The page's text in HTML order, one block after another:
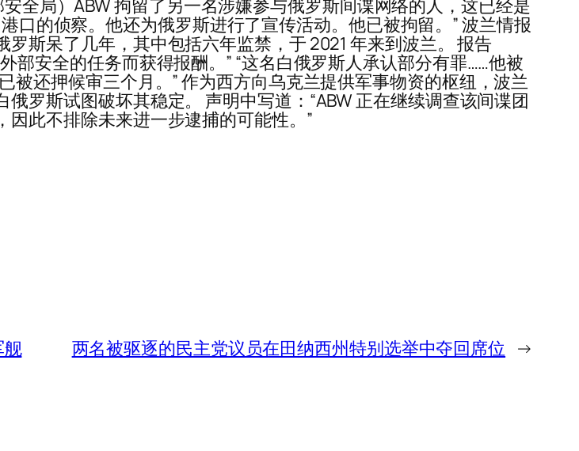
全局）ABW 拘留了另一名涉嫌参与俄罗斯间谍网络的人，这已经是
口的侦察。他还为俄罗斯进行了宣传活动。他已被拘留。” 波兰情报
斯呆了几年，其中包括六年监禁，于 2021 年来到波兰。 报告
部安全的任务而获得报酬。” “这名白俄罗斯人承认部分有罪……他被
还押候审三个月。” 作为西方向乌克兰提供军事物资的枢纽，波兰
罗斯试图破坏其稳定。 声明中写道：“ABW 正在继续调查该间谍团
此不排除未来进一步逮捕的可能性。”
两名被驱逐的民主党议员在田纳西州特别选举中夺回席位 →